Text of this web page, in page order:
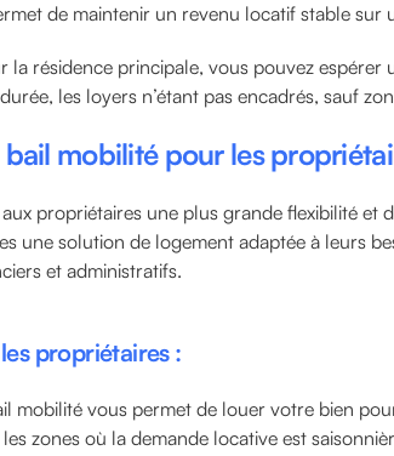
de maintenir un revenu locatif stable sur
la résidence principale, vous pouvez
les loyers n’étant pas encadrés, sauf
mobilité pour les
propriétaires une plus grande flexibilité et
une solution de logement adaptée à leurs
et administratifs.
propriétaires :
mobilité vous permet de louer votre bien
zones où la demande locative est